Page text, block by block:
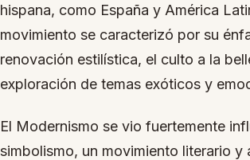
hispana, como España y América
movimiento se caracterizó por su
renovación estilística, el culto a la
exploración de temas exóticos y
El Modernismo se vio fuertemente
simbolismo, un movimiento literario y